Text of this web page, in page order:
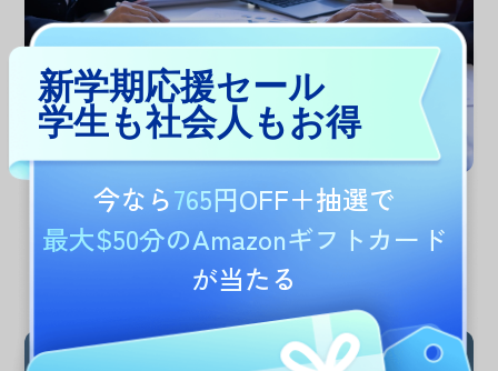
読む作業から意思決定へ進める
長文読解とメモ取りの時間を減らし、分析、提案、意思決定に
使える初稿をすばやく作成できます。
新学期応援セール
学生も社会人もお得
今なら765円OFF＋抽選で
最大$50分のAmazonギフトカード
が当たる